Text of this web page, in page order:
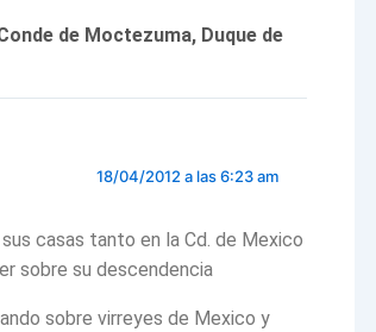
de Moctezuma, Duque de
18/04/2012 a las 6:23 am
casas tanto en la Cd. de Mexico
sobre su descendencia
sobre virreyes de Mexico y